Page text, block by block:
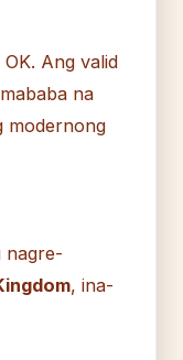
Ang valid
na
modernong
nagre-
, ina-